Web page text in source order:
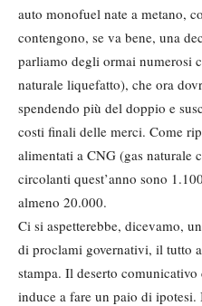
auto monofuel nate a metano,
contengono, se va bene, una
parliamo degli ormai numerosi
naturale liquefatto), che ora
spendendo più del doppio e
costi finali delle merci. Come
alimentati a CNG (gas naturale
circolanti quest’anno sono
almeno 20.000.
Ci si aspetterebbe, dicevamo,
di proclami governativi, il tutto
stampa. Il deserto
induce a fare un paio di ipotesi.